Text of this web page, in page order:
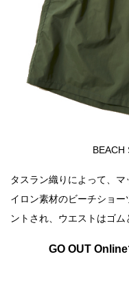
BEACH
タスラン織りによって、
イロン素材のビーチショ
ントされ、ウエストはゴム
GO OUT